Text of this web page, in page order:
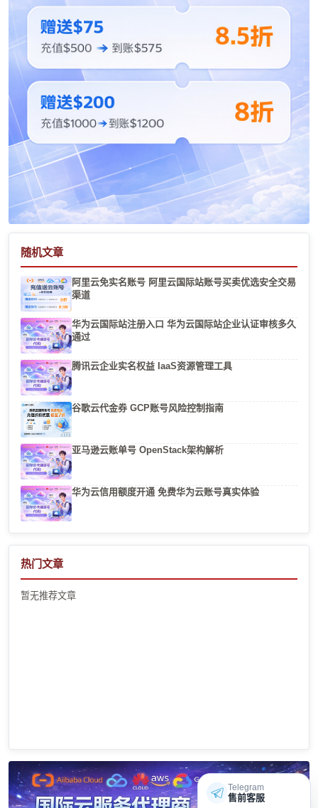
随机文章
阿里云免实名账号 阿里云国际站账号买卖优选安全交易
渠道
华为云国际站注册入口 华为云国际站企业认证审核多久
通过
腾讯云企业实名权益 IaaS资源管理工具
谷歌云代金券 GCP账号风险控制指南
亚马逊云账单号 OpenStack架构解析
华为云信用额度开通 免费华为云账号真实体验
热门文章
暂无推荐文章
Telegram
售前客服